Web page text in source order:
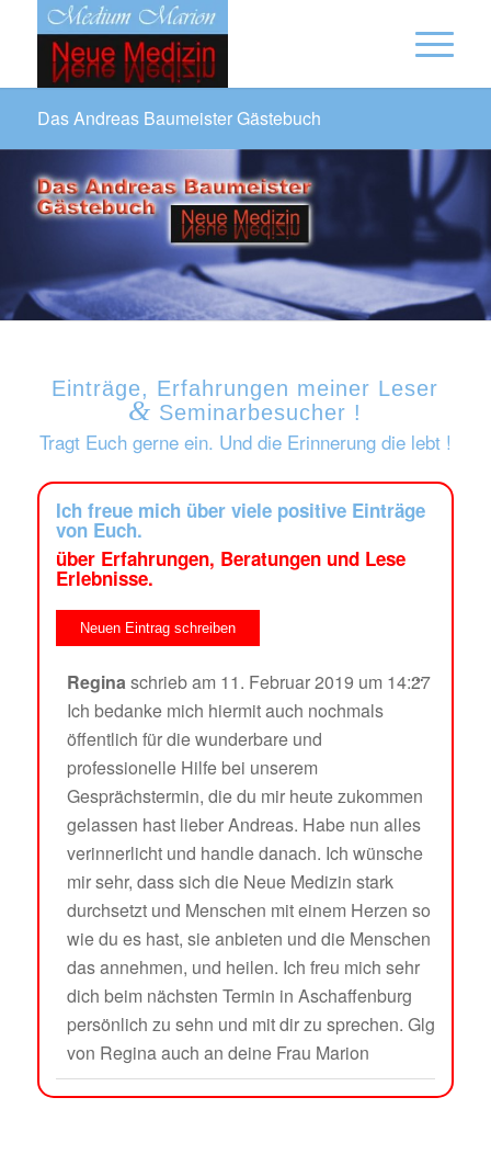
Das Andreas Baumeister Gästebuch
Einträge, Erfahrungen meiner Leser
& Seminarbesucher !
Tragt Euch gerne ein. Und die Erinnerung die lebt !
Ich freue mich über viele positive Einträge
von Euch.
über Erfahrungen, Beratungen und Lese
Erlebnisse.
Reginaschrieb am 11. Februar 2019 um 14:27
Ich bedanke mich hiermit auch nochmals
öffentlich für die wunderbare und
professionelle Hilfe bei unserem
Gesprächstermin, die du mir heute zukommen
gelassen hast lieber Andreas. Habe nun alles
verinnerlicht und handle danach. Ich wünsche
mir sehr, dass sich die Neue Medizin stark
durchsetzt und Menschen mit einem Herzen so
wie du es hast, sie anbieten und die Menschen
das annehmen, und heilen. Ich freu mich sehr
dich beim nächsten Termin in Aschaffenburg
persönlich zu sehn und mit dir zu sprechen. Glg
von Regina auch an deine Frau Marion
...